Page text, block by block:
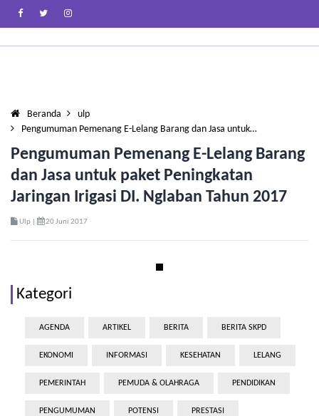
Beranda
ulp
Pengumuman Pemenang E-Lelang Barang dan Jasa untuk…
Pengumuman Pemenang E-Lelang Barang
dan Jasa untuk paket Peningkatan
Jaringan Irigasi DI. Nglaban Tahun 2017
Ulp | 20 Juni 2017
Kategori
AGENDA ARTIKEL BERITA BERITA SKPD
EKONOMI INFORMASI KESEHATAN LELANG
PEMERINTAH PEMUDA & OLAHRAGA PENDIDIKAN
PENGUMUMAN POTENSI PRESTASI